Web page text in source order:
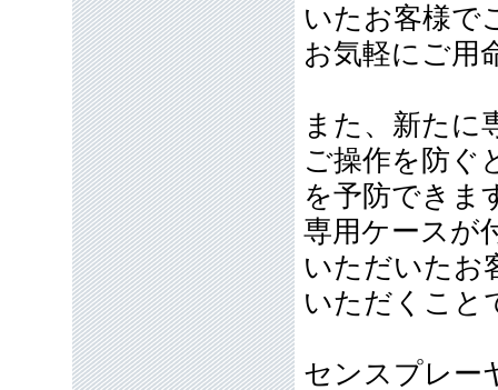
いたお客様で
お気軽にご用
また、新たに
ご操作を防ぐ
を予防できま
専用ケースが
いただいたお
いただくこと
センスプレー